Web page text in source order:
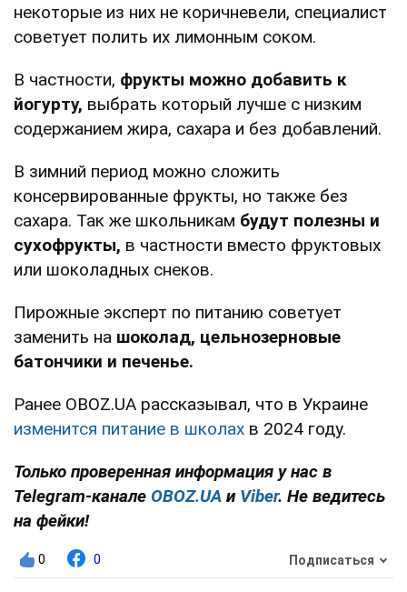
некоторые из них не коричневели, специалист
советует полить их лимонным соком.
В частности, фрукты можно добавить к
йогурту, выбрать который лучше с низким
содержанием жира, сахара и без добавлений.
В зимний период можно сложить
консервированные фрукты, но также без
сахара. Так же школьникам будут полезны и
сухофрукты, в частности вместо фруктовых
или шоколадных снеков.
Пирожные эксперт по питанию советует
заменить на шоколад, цельнозерновые
батончики и печенье.
Ранее OBOZ.UA рассказывал, что в Украине
изменится питание в школах в 2024 году.
Только проверенная информация у нас в
Telegram-канале OBOZ.UA и Viber. Не ведитесь
на фейки!
0 0 Подписаться